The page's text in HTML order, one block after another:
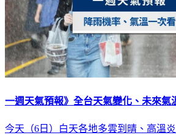
一週天氣預報》全台天氣變化、未來氣
今天（6日）白天各地多雲到晴、高溫